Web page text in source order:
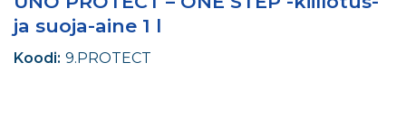
ja suoja-aine 1 l
Koodi: 9.PROTECT